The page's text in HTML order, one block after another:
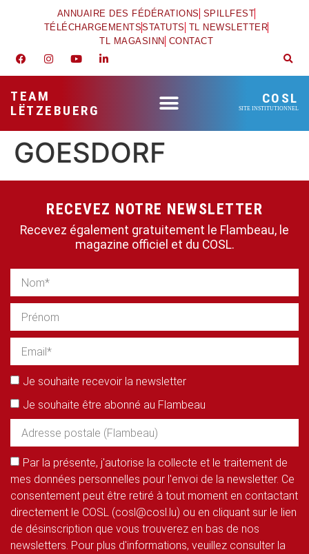
ANNUAIRE DES FÉDÉRATIONS SPILLFEST
TÉLÉCHARGEMENTSSTATUTS TL NEWSLETTER
TL MAGASINN CONTACT
TEAM
LËTZEBUERG
COSL
SITE INSTITUTIONNEL
GOESDORF
RECEVEZ NOTRE NEWSLETTER
Recevez également gratuitement le Flambeau, le
magazine officiel et du COSL.
Je souhaite recevoir la newsletter
Je souhaite être abonné au Flambeau
Par la présente, j'autorise la collecte et le traitement de
mes données personnelles pour l'envoi de la newsletter. Ce
consentement peut être retiré à tout moment en contactant
directement le COSL (cosl@cosl.lu) ou en cliquant sur le lien
de désinscription que vous trouverez en bas de nos
newsletters. Pour plus d'informations, veuillez consulter la